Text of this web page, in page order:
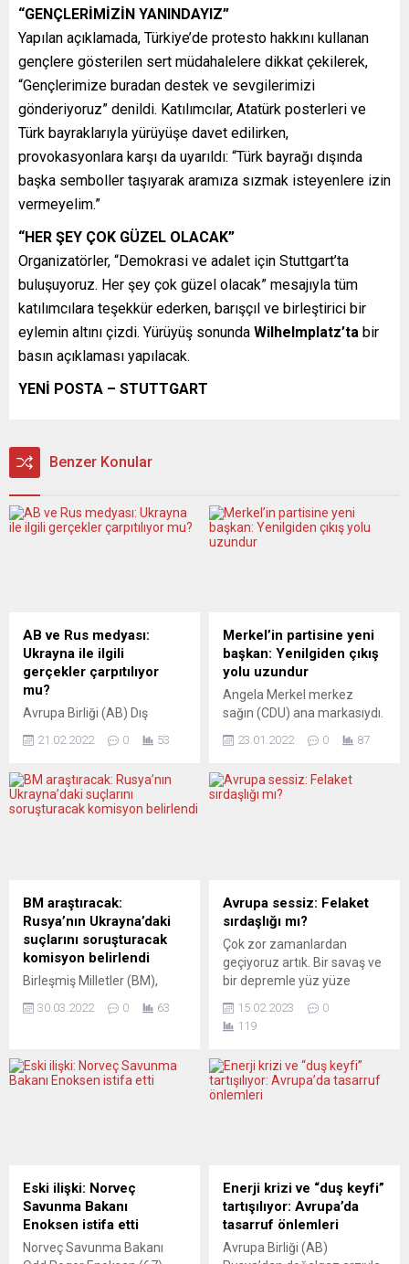
“GENÇLERİMİZİN YANINDAYIZ”
Yapılan açıklamada, Türkiye’de protesto hakkını kullanan
gençlere gösterilen sert müdahalelere dikkat çekilerek,
“Gençlerimize buradan destek ve sevgilerimizi
gönderiyoruz” denildi. Katılımcılar, Atatürk posterleri ve
Türk bayraklarıyla yürüyüşe davet edilirken,
provokasyonlara karşı da uyarıldı: “Türk bayrağı dışında
başka semboller taşıyarak aramıza sızmak isteyenlere izin
vermeyelim.”
“HER ŞEY ÇOK GÜZEL OLACAK”
Organizatörler, “Demokrasi ve adalet için Stuttgart’ta
buluşuyoruz. Her şey çok güzel olacak” mesajıyla tüm
katılımcılara teşekkür ederken, barışçıl ve birleştirici bir
eylemin altını çizdi. Yürüyüş sonunda Wilhelmplatz’ta bir
basın açıklaması yapılacak.
YENİ POSTA – STUTTGART
Benzer Konular
AB ve Rus medyası:
Ukrayna ile ilgili
gerçekler çarpıtılıyor
mu?
Avrupa Birliği (AB) Dış
Yüksek Temsilcisi Josep
kontrolündeki medyasının
Ukrayna ile ilgili gerçekleri
yaptığı paylaşımda, “Rus
devletinin kontrolündeki
medyanın Donbas’taki
nüfusa karşı
gerçekleştirildiğini iddia
ettiği şiddet eylemlerini
üretmeye devam ettiğini”
21.02.2022 0 53
Merkel’in partisine yeni
başkan: Yenilgiden çıkış
yolu uzundur
Angela Merkel merkez
sağın (CDU) ana markasıydı.
çarpışıyordu. Popüler bir
kapatılabileceği dönem
sona erdi. Yeni
ivme kazandırabilir.
Almanya’da merkez sağ
Hıristiyan Demokratlar
(CDU) yeni liderini seçti.
Sanal parti
kongresinde delege
oylarının neredeyse yüzde
95’ini alan Friedrich
23.01.2022 0 87
BM araştıracak:
Rusya’nın Ukrayna’daki
suçlarını soruşturacak
komisyon belirlendi
Birleşmiş Milletler (BM),
işlediği iddia edilen suçları
komisyonunun 3 üyesini
eski yargıcı ve Ruanda için
kurulan uluslararası ceza
mahkemesinin başkanlığı
Norveçli hukukçu Erik
30.03.2022 0 63
Avrupa sessiz: Felaket
sırdaşlığı mı?
Çok zor zamanlardan
geçiyoruz artık. Bir savaş ve
bir depremle yüz yüze
şeyi değiştirir mi? Her şeyi
değil, ama birçok şeyi
ve patlamasıyla karşı
karşıya olduğumuz açık.
yüklendiği Avrupa’da,...
15.02.2023
0
119
Eski ilişki: Norveç
Savunma Bakanı
Enoksen istifa etti
Norveç Savunma Bakanı
Enerji krizi ve “duş keyfi”
tartışılıyor: Avrupa’da
tasarruf önlemleri
Avrupa Birliği (AB)